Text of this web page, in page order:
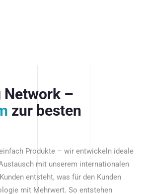
Network –
zur besten
Produkte – wir entwickeln ideale
mit unserem internationalen
entsteht, was für den Kunden
mit Mehrwert. So entstehen